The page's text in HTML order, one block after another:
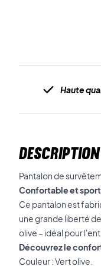
Haute
Pantalon de
Confortable et
Ce pantalon est
une grande liberté
olive – idéal pour
Découvrez le
Couleur : Vert olive.